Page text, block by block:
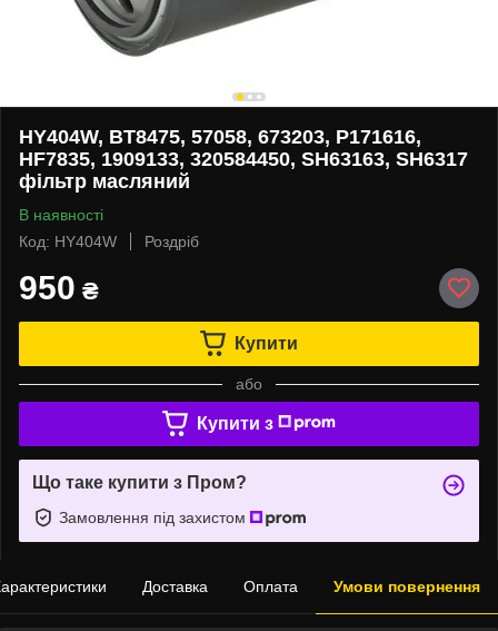
HY404W, BT8475, 57058, 673203, P171616,
HF7835, 1909133, 320584450, SH63163, SH6317
фільтр масляний
В наявності
Код: HY404W
Роздріб
950 ₴
Купити
або
Купити з
Що таке купити з Пром?
Замовлення під захистом
Доставка Оплата Умови повернення